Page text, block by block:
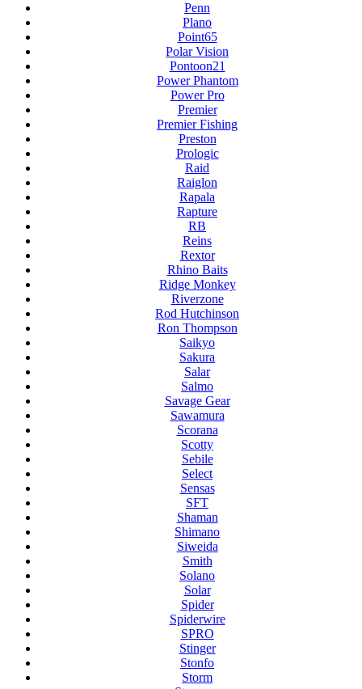
Penn
Plano
Point65
Polar Vision
Pontoon21
Power Phantom
Power Pro
Premier
Premier Fishing
Preston
Prologic
Raid
Raiglon
Rapala
Rapture
RB
Reins
Rextor
Rhino Baits
Ridge Monkey
Riverzone
Rod Hutchinson
Ron Thompson
Saikyo
Sakura
Salar
Salmo
Savage Gear
Sawamura
Scorana
Scotty
Sebile
Select
Sensas
SFT
Shaman
Shimano
Siweida
Smith
Solano
Solar
Spider
Spiderwire
SPRO
Stinger
Stonfo
Storm